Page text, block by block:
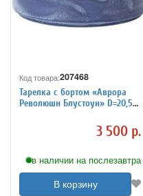
Код товара:207468
Тарелка с бортом «Аврора
Революшн Блустоун» D=20,5
3 500 р.
в наличии на послезавтра
В корзину